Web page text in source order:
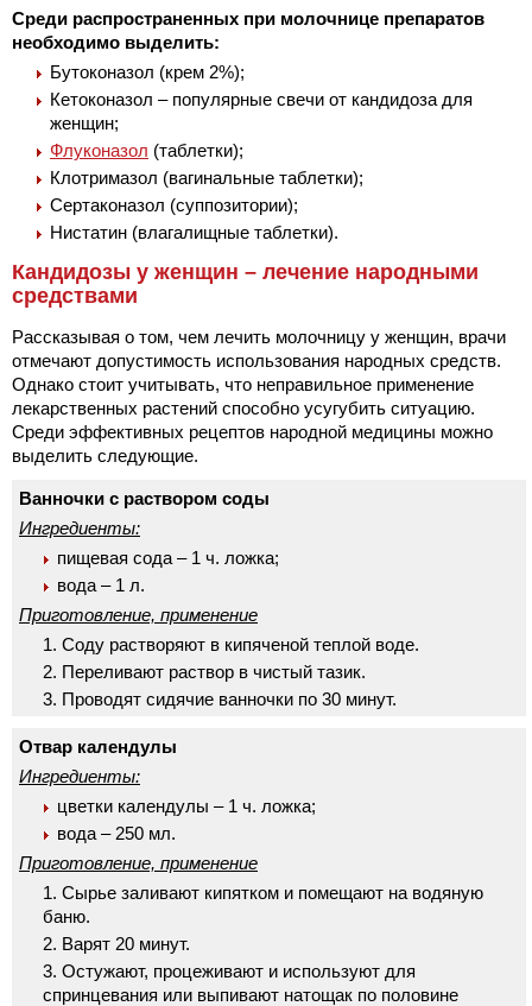
Среди распространенных при молочнице препаратов
необходимо выделить:
Бутоконазол (крем 2%);
Кетоконазол – популярные свечи от кандидоза для
женщин;
Флуконазол (таблетки);
Клотримазол (вагинальные таблетки);
Сертаконазол (суппозитории);
Нистатин (влагалищные таблетки).
Кандидозы у женщин – лечение народными
средствами
Рассказывая о том, чем лечить молочницу у женщин, врачи
отмечают допустимость использования народных средств.
Однако стоит учитывать, что неправильное применение
лекарственных растений способно усугубить ситуацию.
Среди эффективных рецептов народной медицины можно
выделить следующие.
Ванночки с раствором соды
Ингредиенты:
пищевая сода – 1 ч. ложка;
вода – 1 л.
Приготовление, применение
Соду растворяют в кипяченой теплой воде.
Переливают раствор в чистый тазик.
Проводят сидячие ванночки по 30 минут.
Отвар календулы
Ингредиенты:
цветки календулы – 1 ч. ложка;
вода – 250 мл.
Приготовление, применение
Сырье заливают кипятком и помещают на водяную
баню.
Варят 20 минут.
Остужают, процеживают и используют для
спринцевания или выпивают натощак по половине